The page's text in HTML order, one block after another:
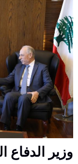
التنقل
وزير الدفاع